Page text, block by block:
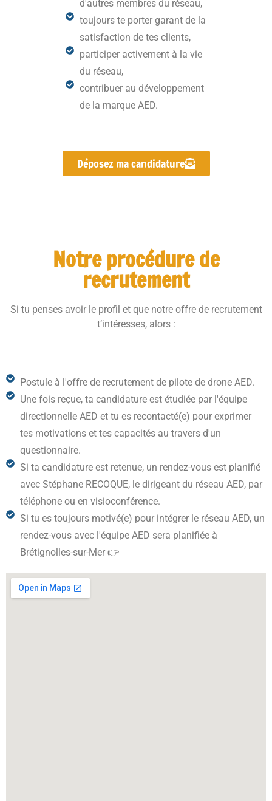
d'autres membres du réseau,
toujours te porter garant de la
satisfaction de tes clients,
participer activement à la vie
du réseau,
contribuer au développement
de la marque AED.
Déposez ma candidature
Notre procédure de
recrutement
Si tu penses avoir le profil et que notre offre de recrutement
t’intéresses, alors :
Postule à l'offre de recrutement de pilote de drone AED.
Une fois reçue, ta candidature est étudiée par l'équipe
directionnelle AED et tu esrecontacté(e) pour exprimer
tes motivations et tes capacités au travers d'un
questionnaire.
Si ta candidature est retenue, un rendez-vous est planifié
avec Stéphane RECOQUE, le dirigeant du réseau AED, par
téléphone ou en visioconférence.
Si tu es toujours motivé(e) pour intégrer le réseau AED, un
rendez-vous avec l'équipe AED sera planifiée à
Brétignolles-sur-Mer 👉